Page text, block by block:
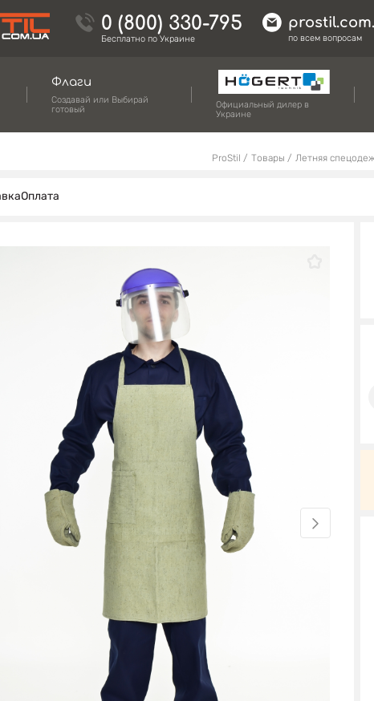
0 (800) 330-795
Бесплатно по Украине по всем вопросам
Флаги
Создавай или Выбирай
готовый
Официальный дилер в
Украине
ProStil Товары Летняя
Оплата